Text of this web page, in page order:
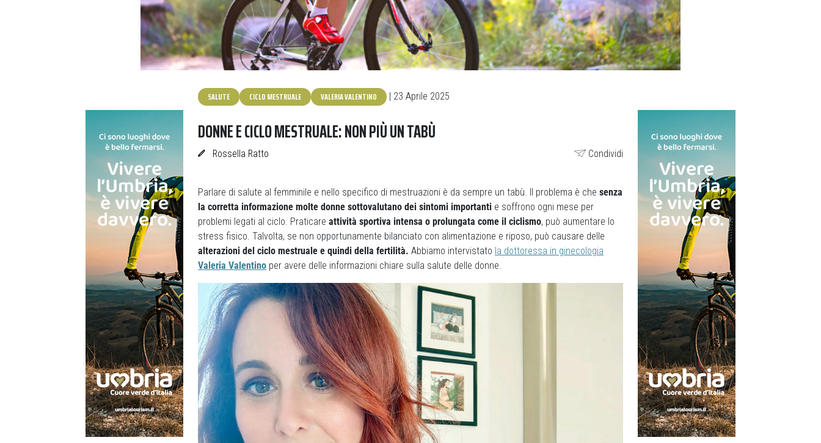
SALUTE CICLO MESTRUALE VALERIA VALENTINO | 23 Aprile 2025
DONNE E CICLO MESTRUALE: NON PIÙ UN TABÙ
Rossella Ratto Condividi
Parlare di salute al femminile e nello specifico di mestruazioni è da sempre un tabù. Il problema è che senza
la corretta informazione molte donne sottovalutano dei sintomi importanti e soffrono ogni mese per
problemi legati al ciclo. Praticare attività sportiva intensa o prolungata come il ciclismo, può aumentare lo
stress fisico. Talvolta, se non opportunamente bilanciato con alimentazione e riposo, può causare delle
alterazioni del ciclo mestruale e quindi della fertilità. Abbiamo intervistato la dottoressa in ginecologia
Valeria Valentino per avere delle informazioni chiare sulla salute delle donne.